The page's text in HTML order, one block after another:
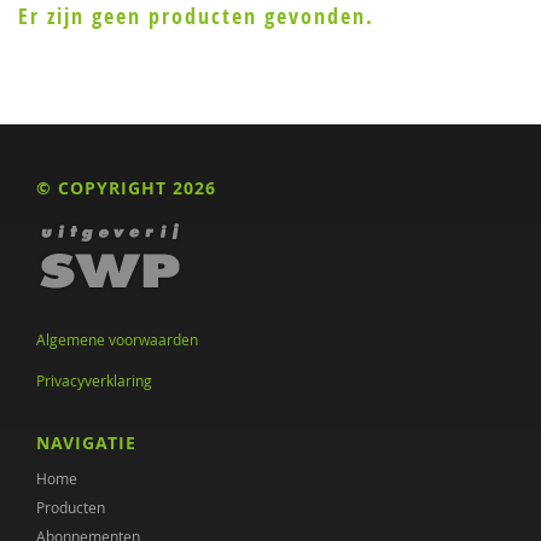
Er zijn geen producten gevonden.
© COPYRIGHT 2026
Algemene voorwaarden
Privacyverklaring
NAVIGATIE
Home
Producten
Abonnementen